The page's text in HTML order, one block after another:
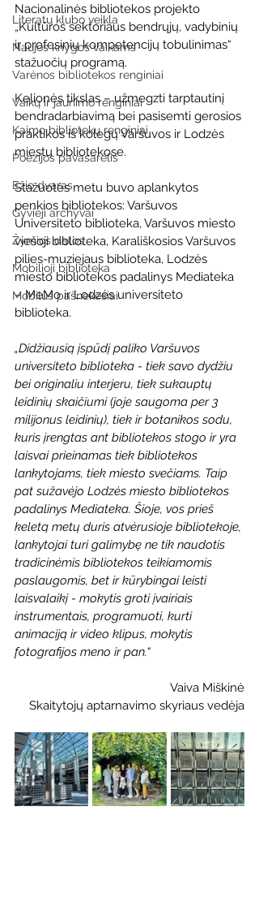
Literatų klubo veikla
Naujos knygos vaikams
Varėnos bibliotekos renginiai
Vaikų ir jaunimo renginiai
Kaimo bibliotekų renginiai
Poezijos pavasarėlis
Ežio dvaras
Gyvieji archyvai
Žymios datos
Mobilioji biblioteka
Mobilūs pašnekesiai
Nacionalinės bibliotekos projekto
„Kultūros sektoriaus bendrųjų, vadybinių
ir profesinių kompetencijų tobulinimas“
stažuočių programą.
Kelionės tikslas – užmegzti tarptautinį
bendradarbiavimą bei pasisemti gerosios
praktikos iš kolegų Varšuvos ir Lodzės
miestų bibliotekose.
Stažuotės metu buvo aplankytos
penkios bibliotekos: Varšuvos
Universiteto biblioteka, Varšuvos miesto
viešoji biblioteka, Karališkosios Varšuvos
pilies-muziejaus biblioteka, Lodzės
miesto bibliotekos padalinys Mediateka
– MeMo ir Lodzės universiteto
biblioteka.
„Didžiausią įspūdį paliko Varšuvos
universiteto biblioteka - tiek savo dydžiu
bei originaliu interjeru, tiek sukauptų
leidinių skaičiumi (joje saugoma per 3
milijonus leidinių), tiek ir botanikos sodu,
kuris įrengtas ant bibliotekos stogo ir yra
laisvai prieinamas tiek bibliotekos
lankytojams, tiek miesto svečiams. Taip
pat sužavėjo Lodzės miesto bibliotekos
padalinys Mediateka. Šioje, vos prieš
keletą metų duris atvėrusioje bibliotekoje,
lankytojai turi galimybę ne tik naudotis
tradicinėmis bibliotekos teikiamomis
paslaugomis, bet ir kūrybingai leisti
laisvalaikį - mokytis groti įvairiais
instrumentais, programuoti, kurti
animaciją ir video klipus, mokytis
fotografijos meno ir pan.“
Vaiva Miškinė
Skaitytojų aptarnavimo skyriaus vedėja